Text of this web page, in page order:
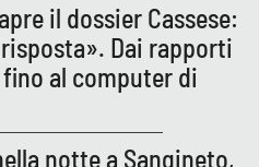
il dossier Cassese:
Dai rapporti
al computer di
notte a Sangineto,